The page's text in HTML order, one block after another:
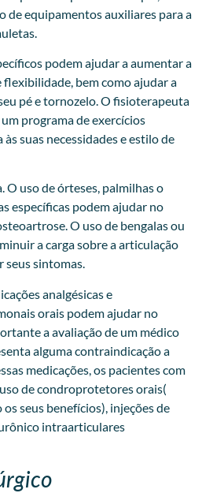
de equipamentos auxiliares para a
podem ajudar a aumentar a
bem como ajudar a
pé e tornozelo. O fisioterapeuta
programa de exercícios
suas necessidades e estilo de
O uso de órteses, palmilhas o
específicas podem ajudar no
O uso de bengalas ou
a carga sobre a articulação
seus sintomas.
analgésicas e
orais podem ajudar no
a avaliação de um médico
alguma contraindicação a
medicações, os pacientes com
de condroprotetores orais(
seus benefícios), injeções de
intraarticulares